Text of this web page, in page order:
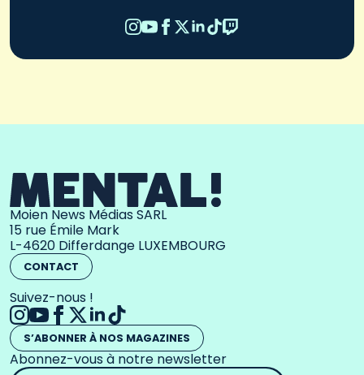
Moien News Médias SARL
15 rue Émile Mark
L-4620 Differdange LUXEMBOURG
CONTACT
Suivez-nous !
S’ABONNER À NOS MAGAZINES
Abonnez-vous à notre newsletter